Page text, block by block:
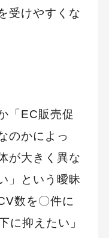
受けやすくな
「EC販売促
のかによっ
が大きく異な
」という曖昧
数を〇件に
に抑えたい」